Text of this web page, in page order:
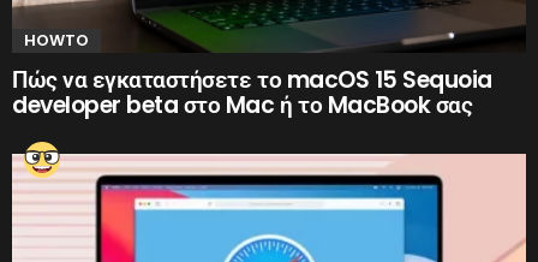
HOWTO
Πώς να εγκαταστήσετε το macOS 15 Sequoia
developer beta στο Mac ή το MacBook σας